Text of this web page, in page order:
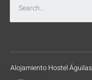
Alojamiento Hostel